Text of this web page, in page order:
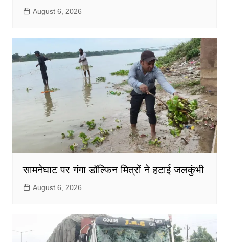
August 6, 2026
सामनेघाट पर गंगा डॉल्फिन मित्रों ने हटाई जलकुंभी
August 6, 2026